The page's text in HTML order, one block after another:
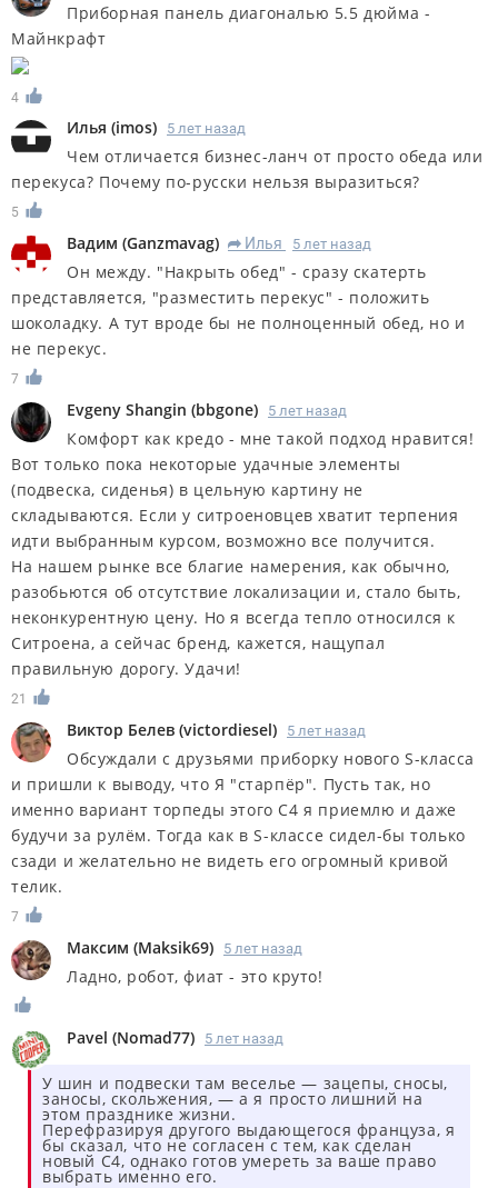
Приборная панель диагональю 5.5 дюйма -
Майнкрафт
4
Илья (imos) 5 лет назад
Чем отличается бизнес-ланч от просто обеда или
перекуса? Почему по-русски нельзя выразиться?
5
Вадим (Ganzmavag) R Илья 5 лет назад
Он между. "Накрыть обед" - сразу скатерть
представляется, "разместить перекус" - положить
шоколадку. А тут вроде бы не полноценный обед, но и
не перекус.
7
Evgeny Shangin (bbgone) 5 лет назад
Комфорт как кредо - мне такой подход нравится!
Вот только пока некоторые удачные элементы
(подвеска, сиденья) в цельную картину не
складываются. Если у ситроеновцев хватит терпения
идти выбранным курсом, возможно все получится.
На нашем рынке все благие намерения, как обычно,
разобьются об отсутствие локализации и, стало быть,
неконкурентную цену. Но я всегда тепло относился к
Ситроена, а сейчас бренд, кажется, нащупал
правильную дорогу. Удачи!
21
Виктор Белев (victordiesel) 5 лет назад
Обсуждали с друзьями приборку нового S-класса
и пришли к выводу, что Я "старпёр". Пусть так, но
именно вариант торпеды этого С4 я приемлю и даже
будучи за рулём. Тогда как в S-классе сидел-бы только
сзади и желательно не видеть его огромный кривой
телик.
7
Максим (Maksik69) 5 лет назад
Ладно, робот, фиат - это круто!
Pavel (Nomad77) 5 лет назад
У шин и подвески там веселье — зацепы, сносы,
заносы, скольжения, — а я просто лишний на
этом празднике жизни.
Перефразируя другого выдающегося француза, я
бы сказал, что не согласен с тем, как сделан
новый С4, однако готов умереть за ваше право
выбрать именно его.